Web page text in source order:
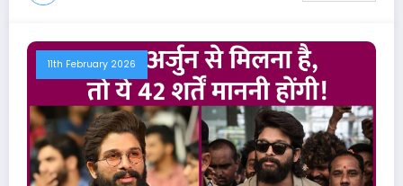
11th February 2026